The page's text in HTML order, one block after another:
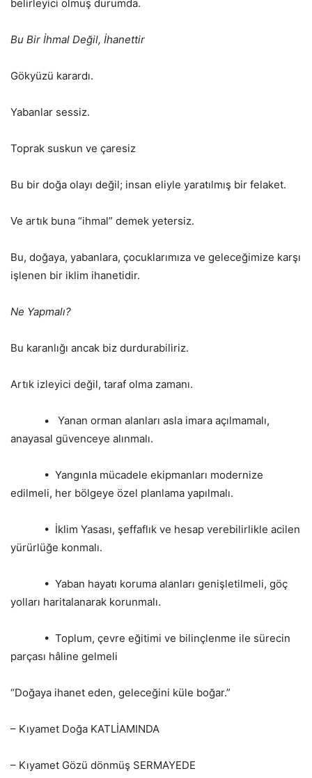
belirleyici olmuş durumda.
Bu Bir İhmal Değil, İhanettir
Gökyüzü karardı.
Yabanlar sessiz.
Toprak suskun ve çaresiz
Bu bir doğa olayı değil; insan eliyle yaratılmış bir felaket.
Ve artık buna “ihmal” demek yetersiz.
Bu, doğaya, yabanlara, çocuklarımıza ve geleceğimize karşı
işlenen bir iklim ihanetidir.
Ne Yapmalı?
Bu karanlığı ancak biz durdurabiliriz.
Artık izleyici değil, taraf olma zamanı.
• Yanan orman alanları asla imara açılmamalı,
anayasal güvenceye alınmalı.
• Yangınla mücadele ekipmanları modernize
edilmeli, her bölgeye özel planlama yapılmalı.
• İklim Yasası, şeffaflık ve hesap verebilirlikle acilen
yürürlüğe konmalı.
• Yaban hayatı koruma alanları genişletilmeli, göç
yolları haritalanarak korunmalı.
• Toplum, çevre eğitimi ve bilinçlenme ile sürecin
parçası hâline gelmeli
“Doğaya ihanet eden, geleceğini küle boğar.”
– Kıyamet Doğa KATLİAMINDA
– ⁠Kıyamet Gözü dönmüş SERMAYEDE